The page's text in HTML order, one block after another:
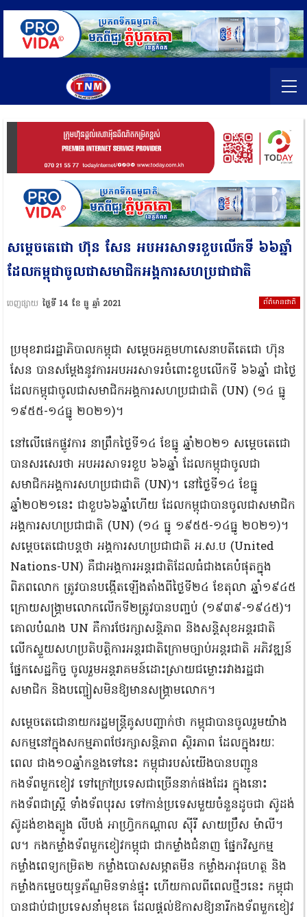
សម្ដេចតេជោ ហ៊ុន សែន អបអរសាទរខួបលើកទី ៦៦ឆ្នាំ
ដែលកម្ពុជាចូលជាសមាជិកអង្គការសហប្រជាជាតិ
ព័ត៌មានជាតិ
ចេញផ្សាយ ថ្ងៃទី 14 ខែ ធ្នូ ឆ្នាំ 2021
ប្រមុខរាជរដ្ឋាភិបាលកម្ពុជា សម្ដេចអគ្គមហាសេនាបតីតេជោ ហ៊ុន
សែន បានសម្ដែងនូវការអបអរសាទរចំពោះខួបលើកទី ៦៦ឆ្នាំ ជាថ្ងៃ
ដែលកម្ពុជាចូលជាសមាជិកអង្គការសហប្រជាជាតិ (UN) (១៤ ធ្នូ
១៩៥៥-១៤ធ្នូ ២០២១)។
នៅលើផេកផ្លូវការ នាព្រឹកថ្ងៃទី១៤ ខែធ្នូ ឆ្នាំ២០២១ សម្ដេចតេជោ
បានសរសេរថា អបអរសាទរខួប ៦៦ឆ្នាំ ដែលកម្ពុជាចូលជា
សមាជិកអង្គការសហប្រជាជាតិ (UN)។ នៅថ្ងៃទី១៤ ខែធ្នូ
ឆ្នាំ២០២១នេះ ជាខួប៦៦ឆ្នាំហើយ ដែលកម្ពុជាបានចូលជាសមាជិក
អង្គការសហប្រជាជាតិ (UN) (១៤ ធ្នូ ១៩៥៥-១៤ធ្នូ ២០២១)។
សម្ដេចតេជោបន្តថា អង្គការសហប្រជាជាតិ អ.ស.ប (United
Nations-UN) គឺជាអង្គការអន្តរជាតិដែលធំជាងគេបំផុតក្នុង
ពិភពលោក ត្រូវបានបង្កើតឡើងតាំងពីថ្ងៃទី២៤ ខែតុលា ឆ្នាំ១៩៤៥
ក្រោយសង្គ្រាមលោកលើកទី២ត្រូវបានបញ្ចប់ (១៩៣៩-១៩៤៥)។
គោលបំណង UN គឺការថែរក្សាសន្តិភាព និងសន្តិសុខអន្តរជាតិ
លើកស្ទួយសហប្រតិបត្តិការអន្តរជាតិក្រោមច្បាប់អន្តរជាតិ អភិវឌ្ឍន៍
ផ្នែកសេដ្ឋកិច្ច ចូលរួមអន្តរាគមន៍ដោះស្រាយជម្លោះរវាងរដ្ឋជា
សមាជិក និងបញ្ចៀសមិនឱ្យមានសង្គ្រាមលោក។
សម្ដេចតេជោនាយករដ្ឋមន្ត្រីគូសបញ្ជាក់ថា កម្ពុជាបានចូលរួមយ៉ាង
សកម្មនៅក្នុងសកម្មភាពថែរក្សាសន្តិភាព ស្ថិរភាព ដែលក្នុងរយៈ
ពេល ជាង១០ឆ្នាំកន្លងទៅនេះ កម្ពុជារបស់យើងបានបញ្ជូន
កងទ័ពមួកខៀវ ទៅក្រៅប្រទេសជាច្រើននាក់ផងដែរ ក្នុងនោះ
កងទ័ពជាស្ត្រី ទាំងទ័ពបុរស ទៅកាន់ប្រទេសមួយចំនួនដូចជា ស៊ូដង់
ស៊ូដង់ខាងត្បូង លីបង់ អាហ្វ្រិកកណ្តាល ស៊ីរី សាយប្រឹស ម៉ាលី។
ល។ កងកម្លាំងទ័ពមួកខៀវកម្ពុជា ជាកម្លាំងជំនាញ ផ្នែកវិស្វកម្ម
កម្លាំងពេទ្យកម្រិត២ កម្លាំងបោសសម្អាតមីន កម្លាំងអាវុធហត្ថ និង
កម្លាំងកម្ចេចយុទ្ធភ័ណ្ឌមិនទាន់ផ្ទុះ ហើយកាលពីពេលថ្មីៗនេះ កម្ពុជា
បានជាប់ជាប្រទេសនាំមុខគេ ដែលផ្តល់ឱកាសឱ្យនារីកងទ័ពមួកខៀវ